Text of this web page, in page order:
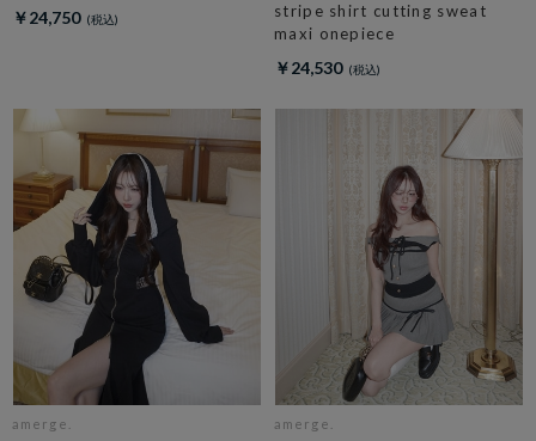
￥24,750
stripe shirt cutting sweat
maxi onepiece
￥24,530
amerge. amerge.